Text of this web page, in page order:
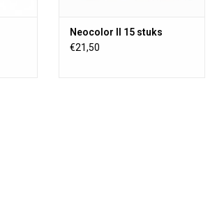
Neocolor II 15 stuks
€21,50